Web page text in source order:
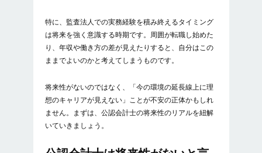
選択肢
監査法人で専門性を深める
転職によってキャリアの幅を広げる
将来性を考えるうえで転職は有効な手段の一つ
特に、監査法人での実務経験を積み終えるタイミング
は将来を強く意識する時期です。周囲が転職し始めた
り、年収や働き方の差が見えたりすると、自分はこの
ままでよいのかと考えてしまうものです。
将来性がないのではなく、「今の環境の延長線上に理
想のキャリアが見えない」ことが不安の正体かもしれ
ません。まずは、公認会計士の将来性のリアルを紐解
いていきましょう。